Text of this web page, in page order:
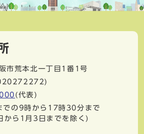
市荒本北一丁目1番1号
(代表)
での9時から17時30分まで
ら1月3日までを除く)